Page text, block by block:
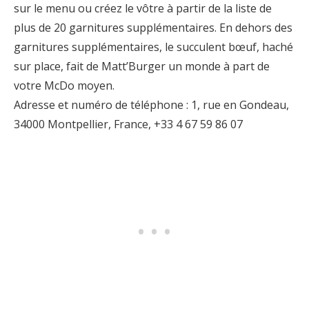
sur le menu ou créez le vôtre à partir de la liste de
plus de 20 garnitures supplémentaires. En dehors des
garnitures supplémentaires, le succulent bœuf, haché
sur place, fait de Matt’Burger un monde à part de
votre McDo moyen.
Adresse et numéro de téléphone : 1, rue en Gondeau,
34000 Montpellier, France, +33 4 67 59 86 07